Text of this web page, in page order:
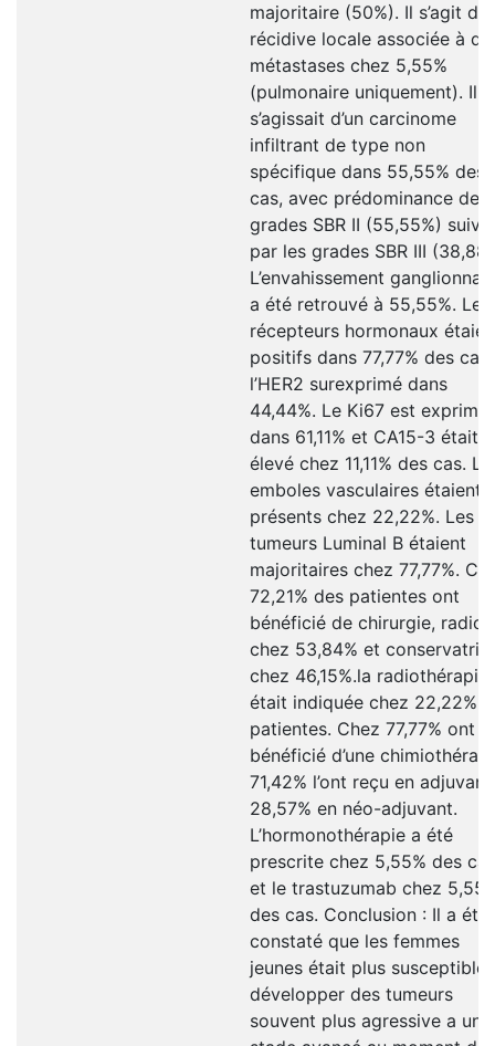
majoritaire (50%). Il s’agit
récidive locale associée à
métastases chez 5,55%
(pulmonaire uniquement). Il
s’agissait d’un carcinome
infiltrant de type non
spécifique dans 55,55% des
cas, avec prédominance des
grades SBR II (55,55%) suivi
par les grades SBR III
L’envahissement
a été retrouvé à 55,55%. Les
récepteurs hormonaux
positifs dans 77,77% des cas
l’HER2 surexprimé dans
44,44%. Le Ki67 est exprimé
dans 61,11% et CA15-3 était
élevé chez 11,11% des cas.
emboles vasculaires étaient
présents chez 22,22%. Les
tumeurs Luminal B étaient
majoritaires chez 77,77%.
72,21% des patientes ont
bénéficié de chirurgie,
chez 53,84% et
chez 46,15%.la radiothérapie
était indiquée chez 22,22%
patientes. Chez 77,77% ont
bénéficié d’une
71,42% l’ont reçu en
28,57% en néo-adjuvant.
L’hormonothérapie a été
prescrite chez 5,55% des cas
et le trastuzumab chez
des cas. Conclusion : Il a
constaté que les femmes
jeunes était plus susceptible
développer des tumeurs
souvent plus agressive a un